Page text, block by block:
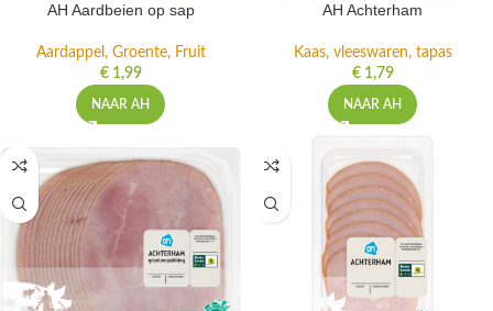
AH Aardbeien op sap
Aardappel, Groente, Fruit
€1,99
NAAR AH
AH Achterham
Kaas, vleeswaren, tapas
€1,79
NAAR AH